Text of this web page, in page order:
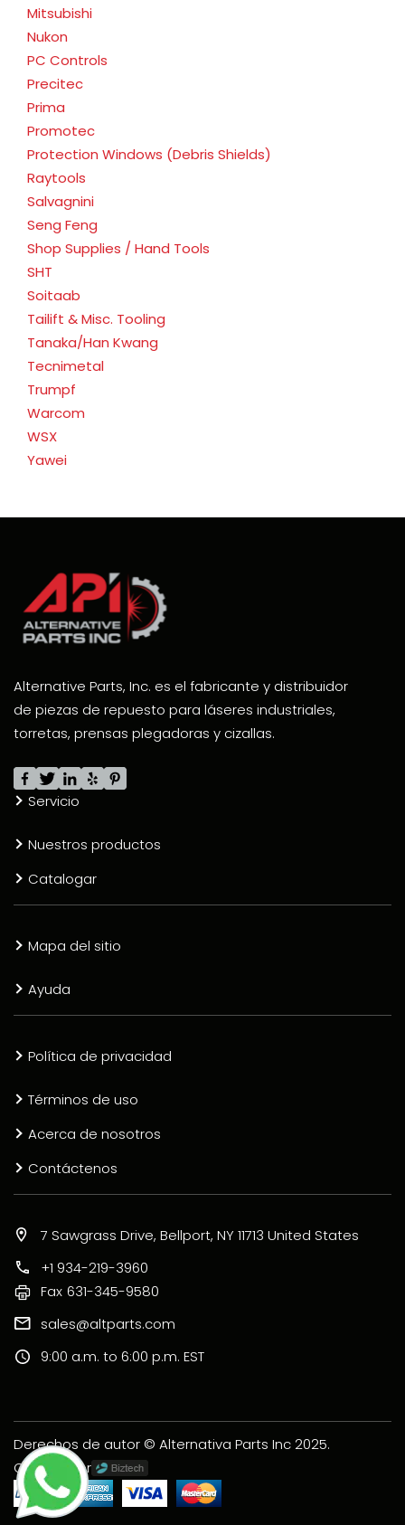
Mitsubishi
Nukon
PC Controls
Precitec
Prima
Promotec
Protection Windows (Debris Shields)
Raytools
Salvagnini
Seng Feng
Shop Supplies / Hand Tools
SHT
Soitaab
Tailift & Misc. Tooling
Tanaka/Han Kwang
Tecnimetal
Trumpf
Warcom
WSX
Yawei
Alternative Parts, Inc. es el fabricante y distribuidor
de piezas de repuesto para láseres industriales,
torretas, prensas plegadoras y cizallas.
Servicio
Nuestros productos
Catalogar
Mapa del sitio
Ayuda
Política de privacidad
Términos de uso
Acerca de nosotros
Contáctenos
7 Sawgrass Drive, Bellport, NY 11713 United States
+1 934-219-3960
Fax 631-345-9580
sales@altparts.com
9:00 a.m. to 6:00 p.m. EST
Derechos de autor © Alternativa Parts Inc 2025.
Creado por